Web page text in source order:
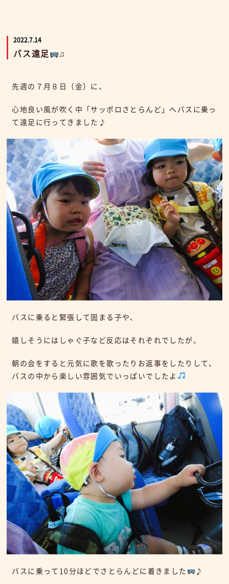
2022.7.14
バス遠足 ♫
先週の７月８日（金）に、
心地良い風が吹く中「サッポロさとらんど」へバスに乗っ
て遠足に行ってきました♪
バスに乗ると緊張して固まる子や、
嬉しそうにはしゃぐ子など反応はそれぞれでしたが、
朝の会をすると元気に歌を歌ったりお返事をしたりして、
バスの中から楽しい雰囲気でいっぱいでしたよ
バスに乗って10分ほどでさとらんどに着きました ♪